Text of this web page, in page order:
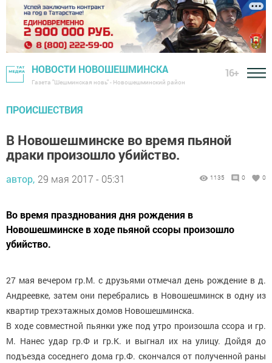
НОВОСТИ НОВОШЕШМИНСКА
Газета "Шешминская новь" - Новошешминский район
16+
ПРОИСШЕСТВИЯ
В Новошешминске во время пьяной
драки произошло убийство.
автор, 29 мая 2017 - 05:31 1135 0 0
Во время празднования дня рождения в
Новошешминске в ходе пьяной ссоры произошло
убийство.
27 мая вечером гр.М. с друзьями отмечал день рождение в д.
Андреевке, затем они перебрались в Новошешминск в одну из
квартир трехэтажных домов Новошешминска.
В ходе совместной пьянки уже под утро произошла ссора и гр.
М. Нанес удар гр.Ф и гр.К. и выгнал их на улицу. Дойдя до
подъезда соседнего дома гр.Ф. скончался от полученной раны